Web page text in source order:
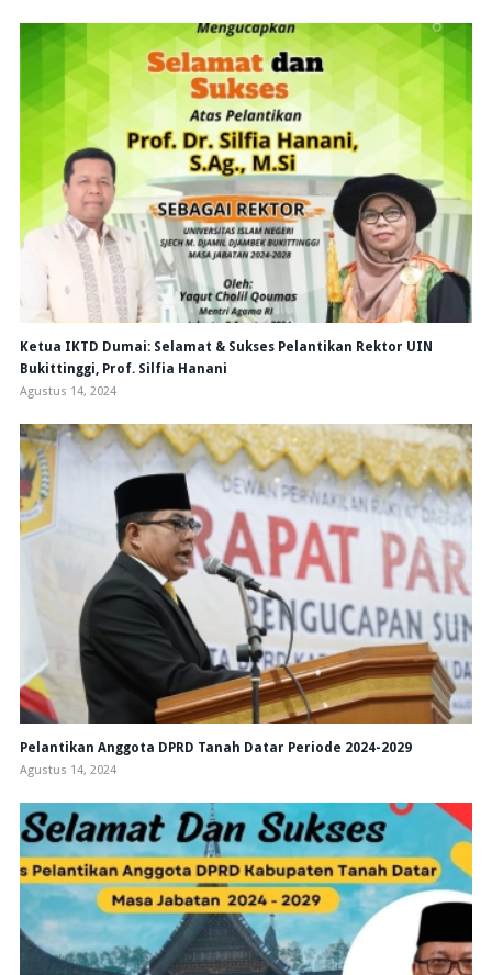
Ketua IKTD Dumai: Selamat & Sukses Pelantikan Rektor UIN
Bukittinggi, Prof. Silfia Hanani
Agustus 14, 2024
Pelantikan Anggota DPRD Tanah Datar Periode 2024-2029
Agustus 14, 2024